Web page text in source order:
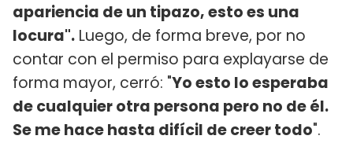
apariencia de un tipazo, esto es una
locura". Luego, de forma breve, por no
contar con el permiso para explayarse de
forma mayor, cerró: "Yo esto lo esperaba
de cualquier otra persona pero no de él.
Se me hace hasta difícil de creer todo".